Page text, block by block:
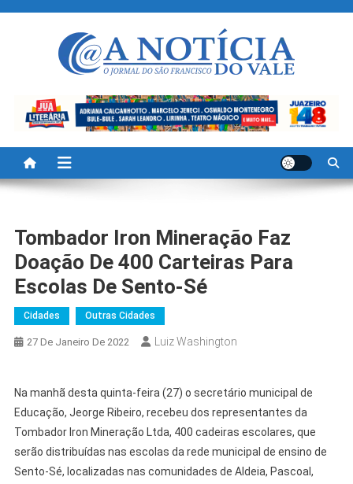
A Noticia Do Vale
Tombador Iron Mineração Faz
Doação De 400 Carteiras Para
Escolas De Sento-Sé
Cidades Outras Cidades
27 De Janeiro De 2022 Luiz Washington
Na manhã desta quinta-feira (27) o secretário municipal de
Educação, Jeorge Ribeiro, recebeu dos representantes da
Tombador Iron Mineração Ltda, 400 cadeiras escolares, que
serão distribuídas nas escolas da rede municipal de ensino de
Sento-Sé, localizadas nas comunidades de Aldeia, Pascoal,